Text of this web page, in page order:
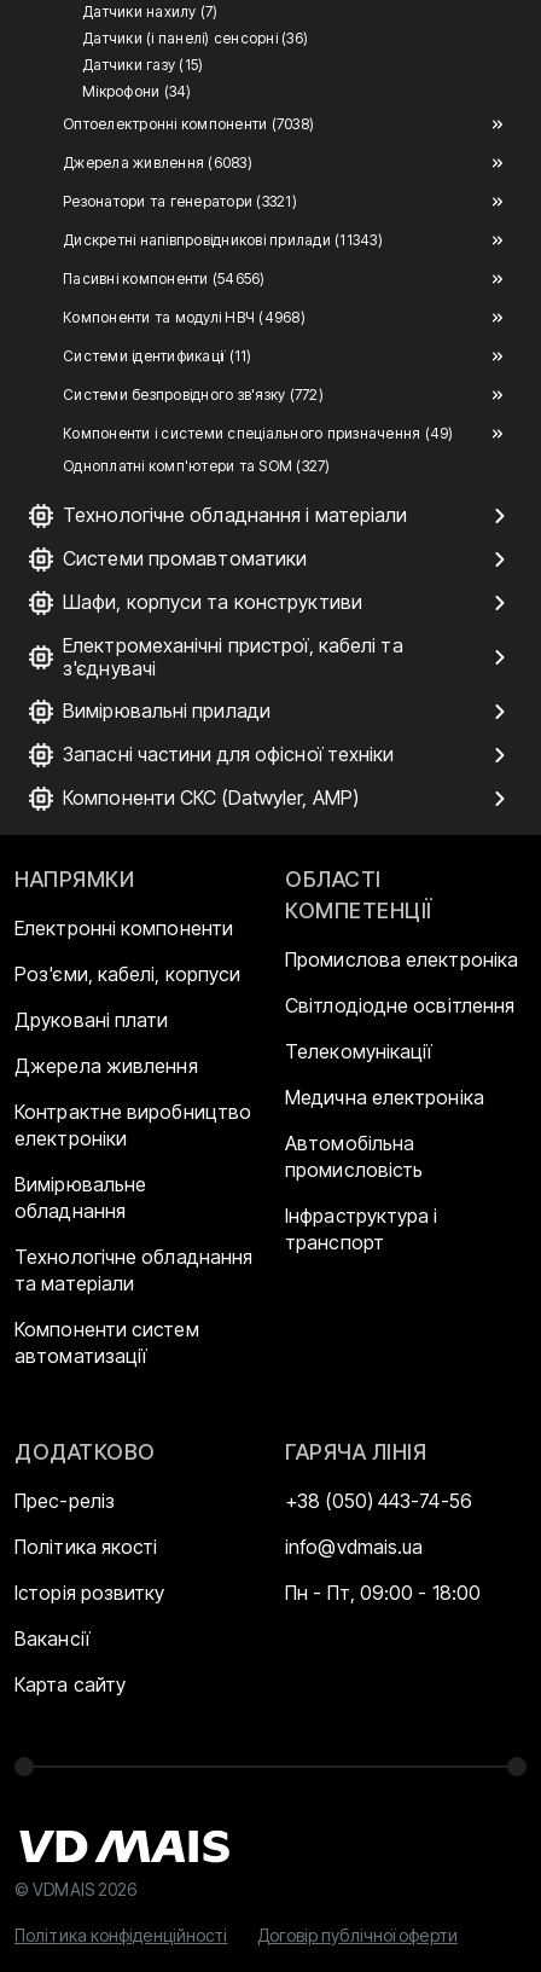
Датчики нахилу (7)
Датчики (і панелі) сенсорні (36)
Датчики газу (15)
Мікрофони (34)
Оптоелектронні компоненти (7038)
Джерела живлення (6083)
Резонатори та генератори (3321)
Дискретні напівпровідникові прилади (11343)
Пасивні компоненти (54656)
Компоненти та модулі НВЧ (4968)
Системи ідентификації (11)
Системи безпровідного зв'язку (772)
Компоненти і системи спеціального призначення (49)
Одноплатні комп'ютери та SOM (327)
Технологічне обладнання і матеріали
Системи промавтоматики
Шафи, корпуси та конструктиви
Електромеханічні пристрої, кабелі та
з'єднувачі
Вимірювальні прилади
Запасні частини для офісної техніки
Компоненти СКС (Datwyler, AMP)
НАПРЯМКИ
Електронні компоненти
Роз'єми, кабелі, корпуси
Друковані плати
Джерела живлення
Контрактне виробництво
електроніки
Вимірювальне
обладнання
Технологічне обладнання
та матеріали
Компоненти систем
автоматизації
ОБЛАСТІ
КОМПЕТЕНЦІЇ
Промислова електроніка
Світлодіодне освітлення
Телекомунікації
Медична електроніка
Автомобільна
промисловість
Інфраструктура і
транспорт
ДОДАТКОВО
Прес-реліз
Політика якості
Історія розвитку
Вакансії
Карта сайту
ГАРЯЧА ЛІНІЯ
+38 (050) 443-74-56
info@vdmais.ua
Пн - Пт, 09:00 - 18:00
© VDMAIS 2026
Політика конфіденційності Договір публічної оферти